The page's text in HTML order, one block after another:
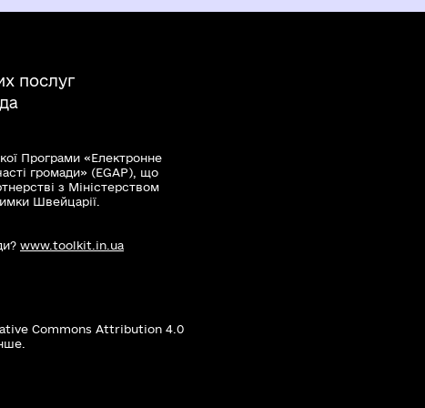
результату
послуг
Програми «Електронне
громади» (EGAP), що
з Міністерством
Швейцарії.
www.toolkit.in.ua
Commons Attribution 4.0